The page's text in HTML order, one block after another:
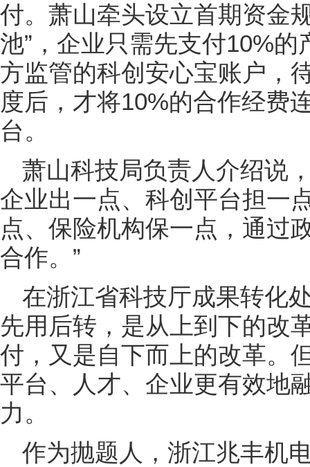
付。萧山牵头设立首期资金
池”，企业只需先支付10%
方监管的科创安心宝账户，
度后，才将10%的合作经费
台。
萧山科技局负责人介绍说
企业出一点、科创平台担一
点、保险机构保一点，通过
合作。”
在浙江省科技厅成果转化
先用后转，是从上到下的改
付，又是自下而上的改革。
平台、人才、企业更有效地
力。
作为抛题人，浙江兆丰机